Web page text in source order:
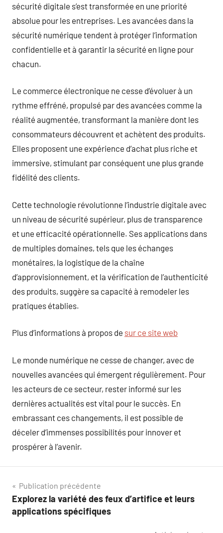
sécurité digitale s’est transformée en une priorité
absolue pour les entreprises. Les avancées dans la
sécurité numérique tendent à protéger l’information
confidentielle et à garantir la sécurité en ligne pour
chacun.
Le commerce électronique ne cesse d’évoluer à un
rythme effréné, propulsé par des avancées comme la
réalité augmentée, transformant la manière dont les
consommateurs découvrent et achètent des produits.
Elles proposent une expérience d’achat plus riche et
immersive, stimulant par conséquent une plus grande
fidélité des clients.
Cette technologie révolutionne l’industrie digitale avec
un niveau de sécurité supérieur, plus de transparence
et une efficacité opérationnelle. Ses applications dans
de multiples domaines, tels que les échanges
monétaires, la logistique de la chaîne
d’approvisionnement, et la vérification de l’authenticité
des produits, suggère sa capacité à remodeler les
pratiques établies.
Plus d’informations à propos de sur ce site web
Le monde numérique ne cesse de changer, avec de
nouvelles avancées qui émergent régulièrement. Pour
les acteurs de ce secteur, rester informé sur les
dernières actualités est vital pour le succès. En
embrassant ces changements, il est possible de
déceler d’immenses possibilités pour innover et
prospérer à l’avenir.
Navigation
de
Publication précédente
Explorez la variété des feux d’artifice et leurs
applications spécifiques